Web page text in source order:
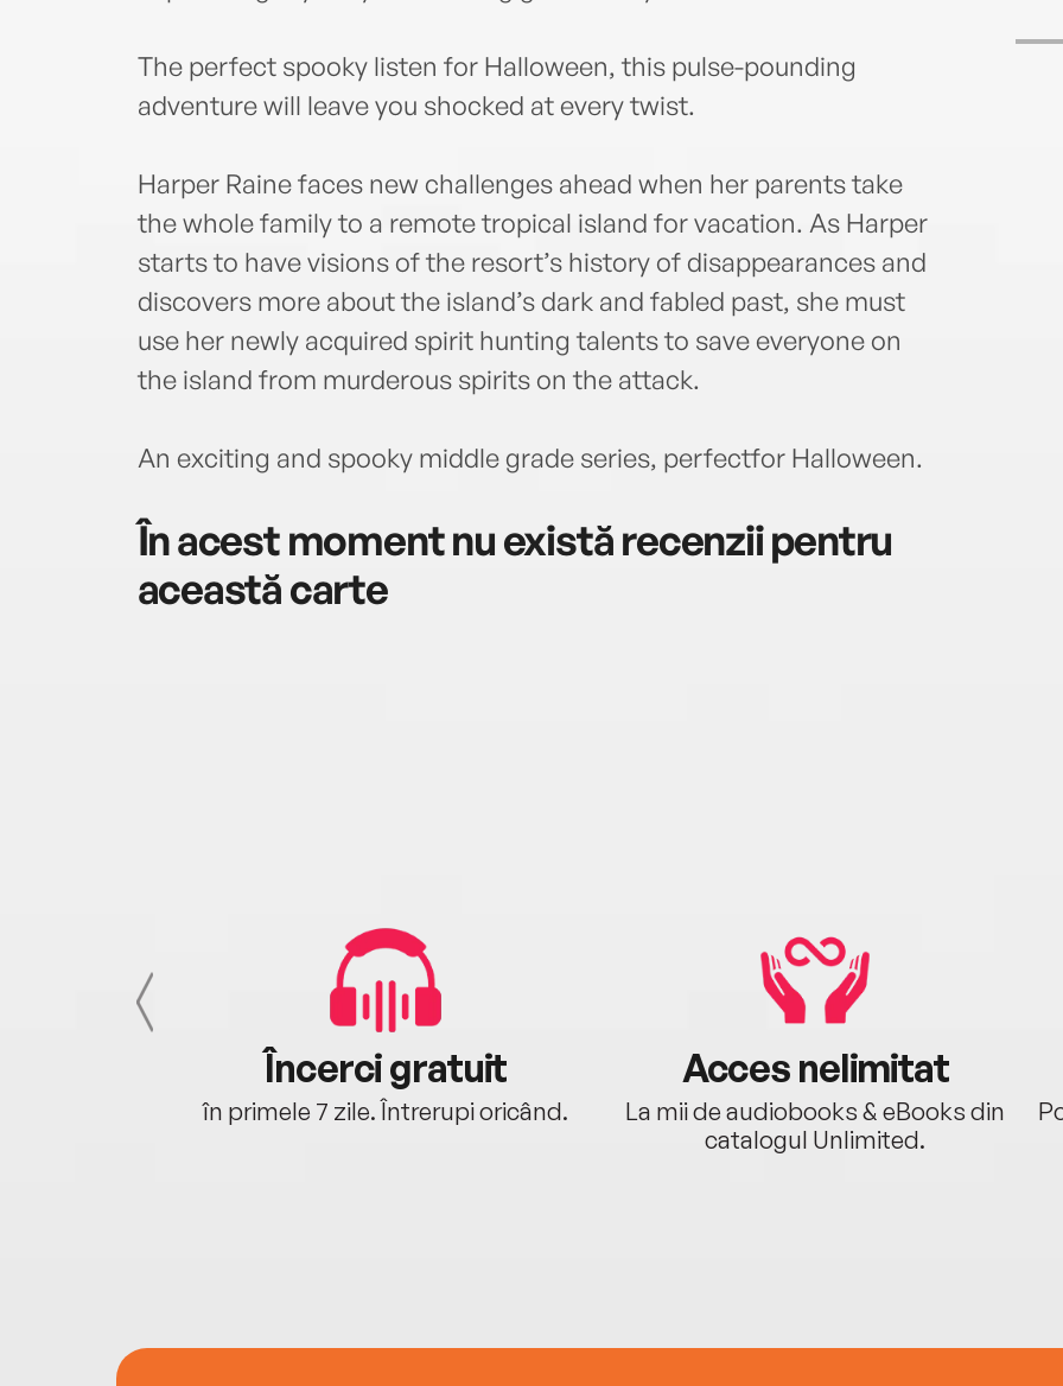
The perfect spooky listen for Halloween, this pulse-pounding
adventure will leave you shocked at every twist.
Harper Raine faces new challenges ahead when her parents take
the whole family to a remote tropical island for vacation. As Harper
starts to have visions of the resort’s history of disappearances and
discovers more about the island’s dark and fabled past, she must
use her newly acquired spirit hunting talents to save everyone on
the island from murderous spirits on the attack.
An exciting and spooky middle grade series, perfectfor Halloween.
În acest moment nu există recenzii pentru
această carte
Încerci gratuit
în primele 7 zile. Întrerupi oricând.
Acces nelimitat
La mii de audiobooks & eBooks din
catalogul Unlimited.